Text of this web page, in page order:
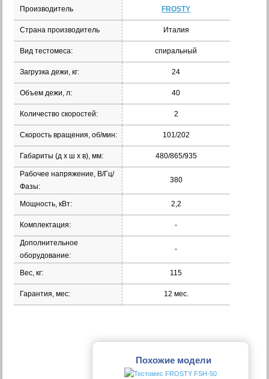
Производитель FROSTY
Страна производитель Италия
Вид тестомеса: спиральный
Загрузка дежи, кг: 24
Объем дежи, л: 40
Количество скоростей: 2
Скорость вращения, об/мин: 101/202
Габариты (д х ш х в), мм: 480/865/935
Рабочее напряжение, В/Гц/
Фазы:
380
Мощность, кВт: 2,2
Комплектация: -
Дополнительное
оборудование:
-
Вес, кг: 115
Гарантия, мес: 12 мес.
Похожие модели